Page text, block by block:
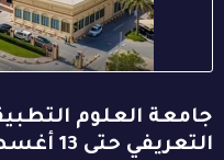
جامعة العلوم
التعريفي حتى 13 أغسطس